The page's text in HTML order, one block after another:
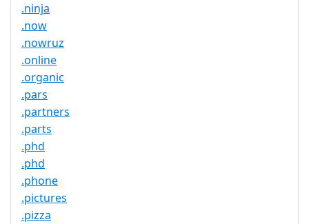
.ninja
.now
.nowruz
.online
.organic
.pars
.partners
.parts
.phd
.phd
.phone
.pictures
.pizza